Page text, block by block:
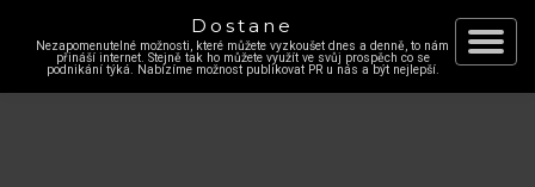
Toggle
Dostane
Nezapomenutelné možnosti, které můžete vyzkoušet dnes a denně, to nám
přináší internet. Stejně tak ho můžete využít ve svůj prospěch co se
podnikání týká. Nabízíme možnost publikovat PR u nás a být nejlepší.